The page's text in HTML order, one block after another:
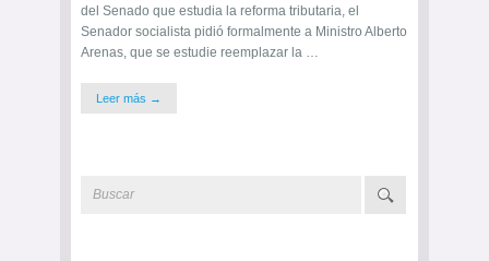
del Senado que estudia la reforma tributaria, el
Senador socialista pidió formalmente a Ministro Alberto
Arenas, que se estudie reemplazar la …
Leer más →